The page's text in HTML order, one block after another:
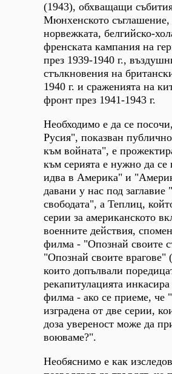
(1943), обхващащи
Мюнхенското съглашение,
норвежката, белгийско-
френската кампания на
през 1939-1940 г.,
стълкновения на
1940 г. и сраженията на
фронт през 1941-1943 г.
Необходимо е да се
Русия", показван
към войната", е
към серията е нужно да
идва в Америка" и
давани у нас под заглавие
свободата", а Теплиц,
серии за американското
военните действия,
филма - "Опознай своите
"Опознай своите
които допълвали
рекапитулацията
филма - ако се приеме, че
изградена от две серии,
доза увереност може да
воюваме?".
Необяснимо е как